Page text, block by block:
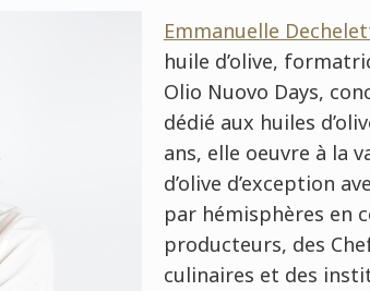
Emmanuelle
huile d’olive,
Olio Nuovo Days,
dédié aux huiles
ans, elle oeuvre à la
d’olive d’exception
par hémisphères en
producteurs, des
culinaires et des